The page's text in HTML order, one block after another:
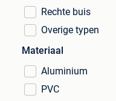
Rechte buis
Overige typen
Materiaal
Aluminium
PVC